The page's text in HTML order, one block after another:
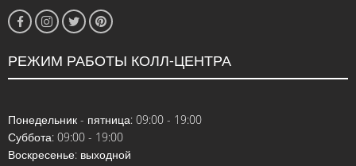
РЕЖИМ РАБОТЫ КОЛЛ-ЦЕНТРА
Понедельник - пятница: 09:00 - 19:00
Суббота: 09:00 - 19:00
Воскресенье: выходной